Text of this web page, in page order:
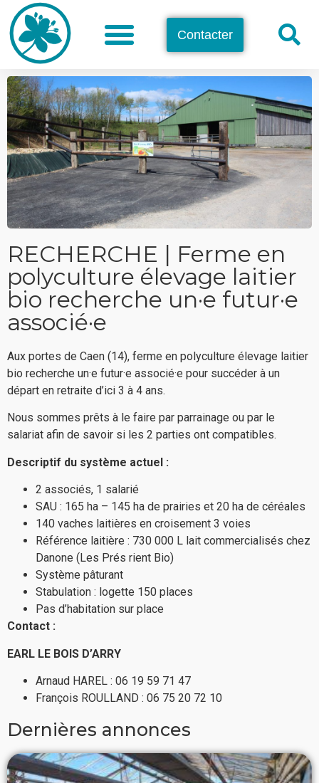
Contacter
RECHERCHE | Ferme en
polyculture élevage laitier
bio recherche un·e futur·e
associé·e
Aux portes de Caen (14), ferme en polyculture élevage laitier
bio recherche un·e futur·e associé·e pour succéder à un
départ en retraite d’ici 3 à 4 ans.
Nous sommes prêts à le faire par parrainage ou par le
salariat afin de savoir si les 2 parties ont compatibles.
Descriptif du système actuel :
2 associés, 1 salarié
SAU : 165 ha – 145 ha de prairies et 20 ha de céréales
140 vaches laitières en croisement 3 voies
Référence laitière : 730 000 L lait commercialisés chez
Danone (Les Prés rient Bio)
Système pâturant
Stabulation : logette 150 places
Pas d’habitation sur place
Contact :
EARL LE BOIS D’ARRY
Arnaud HAREL : 06 19 59 71 47
François ROULLAND : 06 75 20 72 10
Dernières annonces